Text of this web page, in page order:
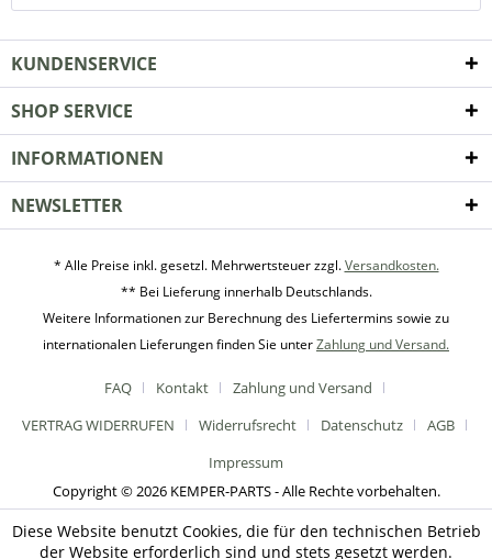
KUNDENSERVICE
SHOP SERVICE
INFORMATIONEN
NEWSLETTER
* Alle Preise inkl. gesetzl. Mehrwertsteuer zzgl.Versandkosten.
** Bei Lieferung innerhalb Deutschlands.
Weitere Informationen zur Berechnung des Liefertermins sowie zu
internationalen Lieferungen finden Sie unterZahlung und Versand.
FAQ Kontakt
Zahlung und Versand
VERTRAG WIDERRUFEN
Widerrufsrecht Datenschutz
AGB
Impressum
Copyright © 2026 KEMPER-PARTS - Alle Rechte vorbehalten.
Diese Website benutzt Cookies, die für den technischen Betrieb
der Website erforderlich sind und stets gesetzt werden.